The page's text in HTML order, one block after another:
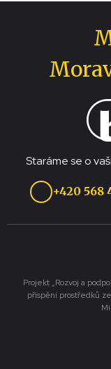
Staráme se o
+420 568
Projekt „Rozvoj a
přispění prostředků